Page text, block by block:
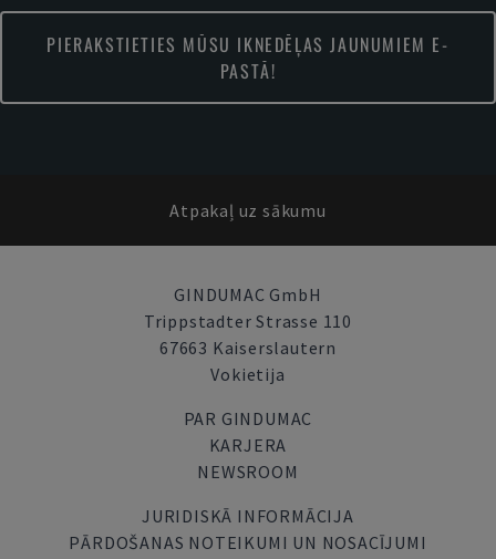
PIERAKSTIETIES MŪSU IKNEDĒĻAS JAUNUMIEM E-
PASTĀ!
Atpakaļ uz sākumu
GINDUMAC GmbH
Trippstadter Strasse 110
67663 Kaiserslautern
Vokietija
PAR GINDUMAC
KARJERA
NEWSROOM
JURIDISKĀ INFORMĀCIJA
PĀRDOŠANAS NOTEIKUMI UN NOSACĪJUMI